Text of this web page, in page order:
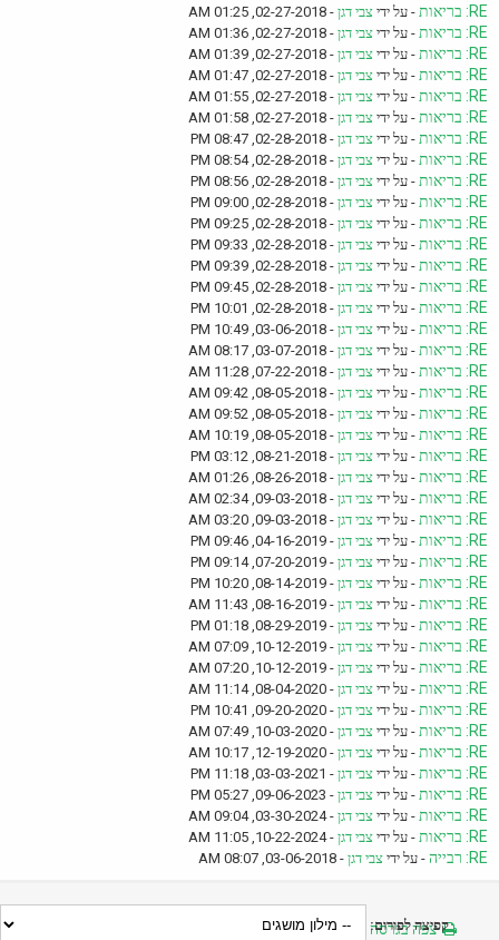
RE: בריאות - על ידי צבי דגן - 02-27-2018, 01:25 AM
RE: בריאות - על ידי צבי דגן - 02-27-2018, 01:36 AM
RE: בריאות - על ידי צבי דגן - 02-27-2018, 01:39 AM
RE: בריאות - על ידי צבי דגן - 02-27-2018, 01:47 AM
RE: בריאות - על ידי צבי דגן - 02-27-2018, 01:55 AM
RE: בריאות - על ידי צבי דגן - 02-27-2018, 01:58 AM
RE: בריאות - על ידי צבי דגן - 02-28-2018, 08:47 PM
RE: בריאות - על ידי צבי דגן - 02-28-2018, 08:54 PM
RE: בריאות - על ידי צבי דגן - 02-28-2018, 08:56 PM
RE: בריאות - על ידי צבי דגן - 02-28-2018, 09:00 PM
RE: בריאות - על ידי צבי דגן - 02-28-2018, 09:25 PM
RE: בריאות - על ידי צבי דגן - 02-28-2018, 09:33 PM
RE: בריאות - על ידי צבי דגן - 02-28-2018, 09:39 PM
RE: בריאות - על ידי צבי דגן - 02-28-2018, 09:45 PM
RE: בריאות - על ידי צבי דגן - 02-28-2018, 10:01 PM
RE: בריאות - על ידי צבי דגן - 03-06-2018, 10:49 PM
RE: בריאות - על ידי צבי דגן - 03-07-2018, 08:17 AM
RE: בריאות - על ידי צבי דגן - 07-22-2018, 11:28 AM
RE: בריאות - על ידי צבי דגן - 08-05-2018, 09:42 AM
RE: בריאות - על ידי צבי דגן - 08-05-2018, 09:52 AM
RE: בריאות - על ידי צבי דגן - 08-05-2018, 10:19 AM
RE: בריאות - על ידי צבי דגן - 08-21-2018, 03:12 PM
RE: בריאות - על ידי צבי דגן - 08-26-2018, 01:26 AM
RE: בריאות - על ידי צבי דגן - 09-03-2018, 02:34 AM
RE: בריאות - על ידי צבי דגן - 09-03-2018, 03:20 AM
RE: בריאות - על ידי צבי דגן - 04-16-2019, 09:46 PM
RE: בריאות - על ידי צבי דגן - 07-20-2019, 09:14 PM
RE: בריאות - על ידי צבי דגן - 08-14-2019, 10:20 PM
RE: בריאות - על ידי צבי דגן - 08-16-2019, 11:43 AM
RE: בריאות - על ידי צבי דגן - 08-29-2019, 01:18 PM
RE: בריאות - על ידי צבי דגן - 10-12-2019, 07:09 AM
RE: בריאות - על ידי צבי דגן - 10-12-2019, 07:20 AM
RE: בריאות - על ידי צבי דגן - 08-04-2020, 11:14 AM
RE: בריאות - על ידי צבי דגן - 09-20-2020, 10:41 PM
RE: בריאות - על ידי צבי דגן - 10-03-2020, 07:49 AM
RE: בריאות - על ידי צבי דגן - 12-19-2020, 10:17 AM
RE: בריאות - על ידי צבי דגן - 03-03-2021, 11:18 PM
RE: בריאות - על ידי צבי דגן - 09-06-2023, 05:27 PM
RE: בריאות - על ידי צבי דגן - 03-30-2024, 09:04 AM
RE: בריאות - על ידי צבי דגן - 10-22-2024, 11:05 AM
RE: רבייה - על ידי צבי דגן - 03-06-2018, 08:07 AM
צפה בגרסה מותאמת להדפסה
קפיצה לפורום: